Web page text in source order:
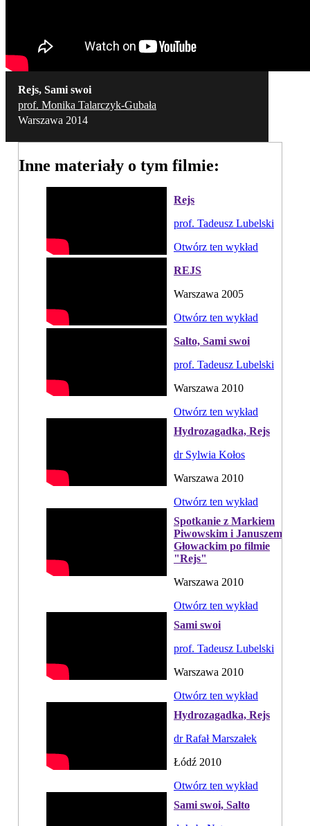
Rejs, Sami swoi
prof. Monika Talarczyk-Gubała
Warszawa 2014
Inne materiały o tym filmie:
Rejs
prof. Tadeusz Lubelski
Otwórz ten wykład
REJS
Warszawa 2005
Otwórz ten wykład
Salto, Sami swoi
prof. Tadeusz Lubelski
Warszawa 2010
Otwórz ten wykład
Hydrozagadka, Rejs
dr Sylwia Kołos
Warszawa 2010
Otwórz ten wykład
Spotkanie z Markiem
Piwowskim i Januszem
Głowackim po filmie
"Rejs"
Warszawa 2010
Otwórz ten wykład
Sami swoi
prof. Tadeusz Lubelski
Warszawa 2010
Otwórz ten wykład
Hydrozagadka, Rejs
dr Rafał Marszałek
Łódź 2010
Otwórz ten wykład
Sami swoi, Salto